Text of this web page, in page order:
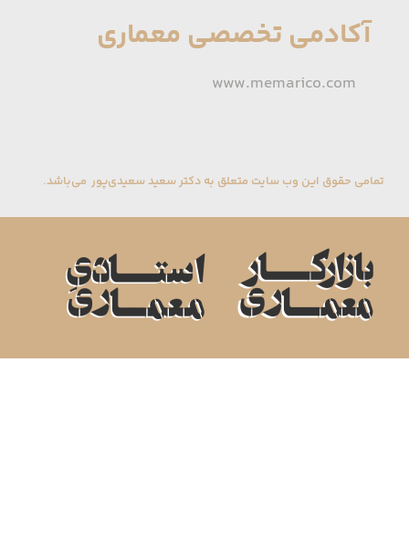
آکادمی تخصصی معماری
www.memarico.com
تمامی حقوق این وب سایت متعلق به دکتر سعید سعیدی‌پور می‌باشد.